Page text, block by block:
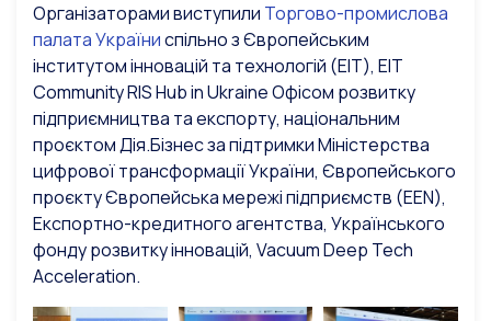
Організаторами виступили Торгово-промислова
палата Україниспільно з Європейським
інститутом інновацій та технологій (EIT), EIT
Community RIS Hub in Ukraine Офісом розвитку
підприємництва та експорту, національним
проєктом Дія.Бізнес за підтримки Міністерства
цифрової трансформації України, Європейського
проєкту Європейська мережі підприємств (EEN),
Експортно-кредитного агентства, Українського
фонду розвитку інновацій, Vacuum Deep Tech
Acceleration.